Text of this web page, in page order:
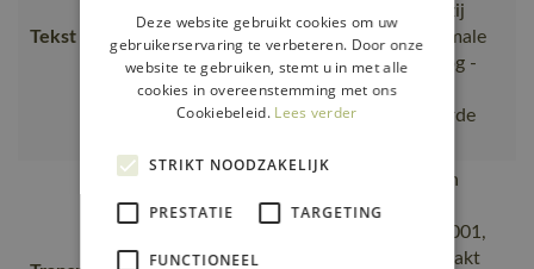
Tekst usp
goedgekeurd., Ademend dankzij
kleine ventilatiegaatjes., Maximale
ondersteuning van de voetboog -
voor voeten met een hoge
voetboog., Met geoptimaliseerde
Van productie naar magazijnen
getransporteerd door
transportpartners met ISO 14001,
De productverpakking is gemaakt
Deze website gebruikt cookies om uw
gebruikerservaring te verbeteren. Door onze
website te gebruiken, stemt u in met alle
cookies in overeenstemming met ons
Cookiebeleid. Lees verder
STRIKT NOODZAKELIJK
PRESTATIE TARGETING
FUNCTIONEEL